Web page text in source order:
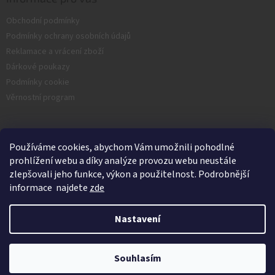
Používáme cookies, abychom Vám umožnili pohodlné
prohlížení webu a díky analýze provozu webu neustále
zlepšovali jeho funkce, výkon a použitelnost. Podrobnější
informace najdete zde
Nastavení
Souhlasím
Obchodní podmínky
Podmínky ochrany osobních údajů
Reklamace a vrácení zboží
Dárkové poukazy
Podmínky cookie
Věrnostní program
Facebook
Vytvořil Shoptet
Nash.cz. Všechna práva vyhrazena.